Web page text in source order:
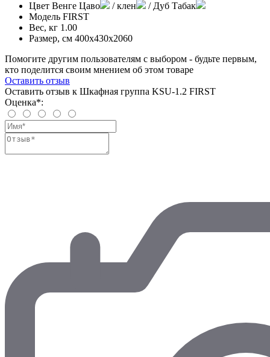
Цвет Венге Цаво / клен
/ Дуб Табак
Модель FIRST
Вес, кг 1.00
Размер, см 400х430х2060
Помогите другим пользователям с выбором - будьте первым,
кто поделится своим мнением об этом товаре
Оставить отзыв
Оставить отзыв к Шкафная группа KSU-1.2 FIRST
Оценка*: